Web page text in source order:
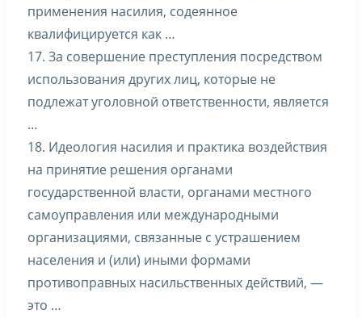
применения насилия, содеянное
квалифицируется как …
17. За совершение преступления посредством
использования других лиц, которые не
подлежат уголовной ответственности, является
…
18. Идеология насилия и практика воздействия
на принятие решения органами
государственной власти, органами местного
самоуправления или международными
организациями, связанные с устрашением
населения и (или) иными формами
противоправных насильственных действий, —
это …